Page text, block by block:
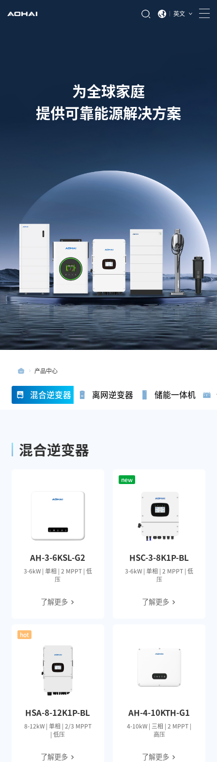
英文
为全球家庭
提供可靠能源解决方案
产品中心
混合逆变器 离网逆变器 储能一体机
混合逆变器
AH-3-6KSL-G2
3-6kW | 单相 | 2 MPPT | 低
压
了解更多
new
HSC-3-8K1P-BL
3-6kW | 单相 | 2 MPPT | 低
压
了解更多
hot
HSA-8-12K1P-BL
8-12kW | 单相 | 2/3 MPPT
| 低压
了解更多
AH-4-10KTH-G1
4-10kW | 三相 | 2 MPPT |
高压
了解更多